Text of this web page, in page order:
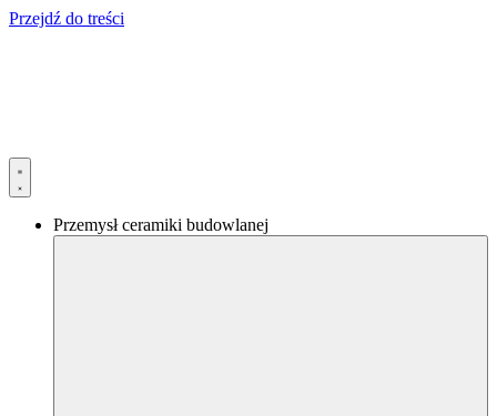
Przejdź do treści
Przemysł ceramiki budowlanej